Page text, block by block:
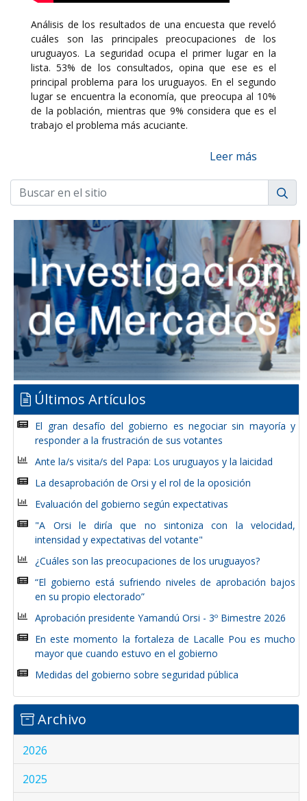
Análisis de los resultados de una encuesta que reveló
cuáles son las principales preocupaciones de los
uruguayos. La seguridad ocupa el primer lugar en la
lista. 53% de los consultados, opina que ese es el
principal problema para los uruguayos. En el segundo
lugar se encuentra la economía, que preocupa al 10%
de la población, mientras que 9% considera que es el
trabajo el problema más acuciante.
Leer más
Últimos Artículos
El gran desafío del gobierno es negociar sin mayoría y
responder a la frustración de sus votantes
Ante la/s visita/s del Papa: Los uruguayos y la laicidad
La desaprobación de Orsi y el rol de la oposición
Evaluación del gobierno según expectativas
"A Orsi le diría que no sintoniza con la velocidad,
intensidad y expectativas del votante"
¿Cuáles son las preocupaciones de los uruguayos?
“El gobierno está sufriendo niveles de aprobación bajos
en su propio electorado”
Aprobación presidente Yamandú Orsi - 3º Bimestre 2026
En este momento la fortaleza de Lacalle Pou es mucho
mayor que cuando estuvo en el gobierno
Medidas del gobierno sobre seguridad pública
Archivo
2026
2025